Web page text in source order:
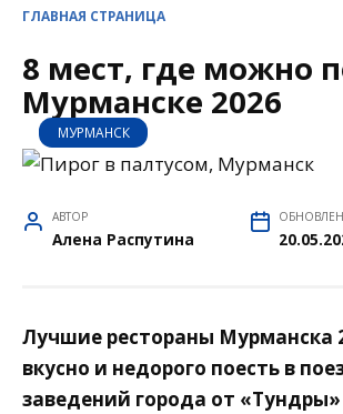
ГЛАВНАЯ СТРАНИЦА
8 мест, где можно
Мурманске 2026
МУРМАНСК
АВТОР
Алена Распутина
Лучшие рестораны Мурманска
вкусно и недорого поесть в
заведений города от